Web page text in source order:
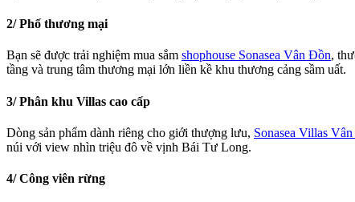
2/ Phố thương mại
Bạn sẽ được trải nghiệm mua sắm shophouse Sonasea Vân Đồn,
tầng và trung tâm thương mại lớn liền kề khu thương cảng sầm uất.
3/ Phân khu Villas cao cấp
Dòng sản phẩm dành riêng cho giới thượng lưu, Sonasea Villas
núi với view nhìn triệu đô về vịnh Bái Tư Long.
4/ Công viên rừng